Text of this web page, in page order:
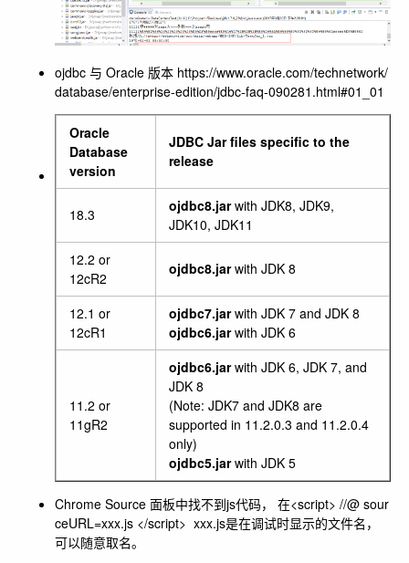
ojdbc 与 Oracle 版本 https://www.oracle.com/technetwork/
database/enterprise-edition/jdbc-faq-090281.html#01_01
Oracle
Database
version
JDBC Jar files specific to the
release
18.3 ojdbc8.jarwith JDK8, JDK9,
JDK10, JDK11
12.2 or
12cR2
ojdbc8.jarwith JDK 8
12.1 or
12cR1
ojdbc7.jarwith JDK 7 and JDK 8
ojdbc6.jarwith JDK 6
11.2 or
11gR2
ojdbc6.jarwith JDK 6, JDK 7, and
JDK 8
(Note: JDK7 and JDK8 are
supported in 11.2.0.3 and 11.2.0.4
only)
ojdbc5.jarwith JDK 5
Chrome Source 面板中找不到js代码， 在<script> //@ sour
ceURL=xxx.js </script> xxx.js是在调试时显示的文件名，
可以随意取名。